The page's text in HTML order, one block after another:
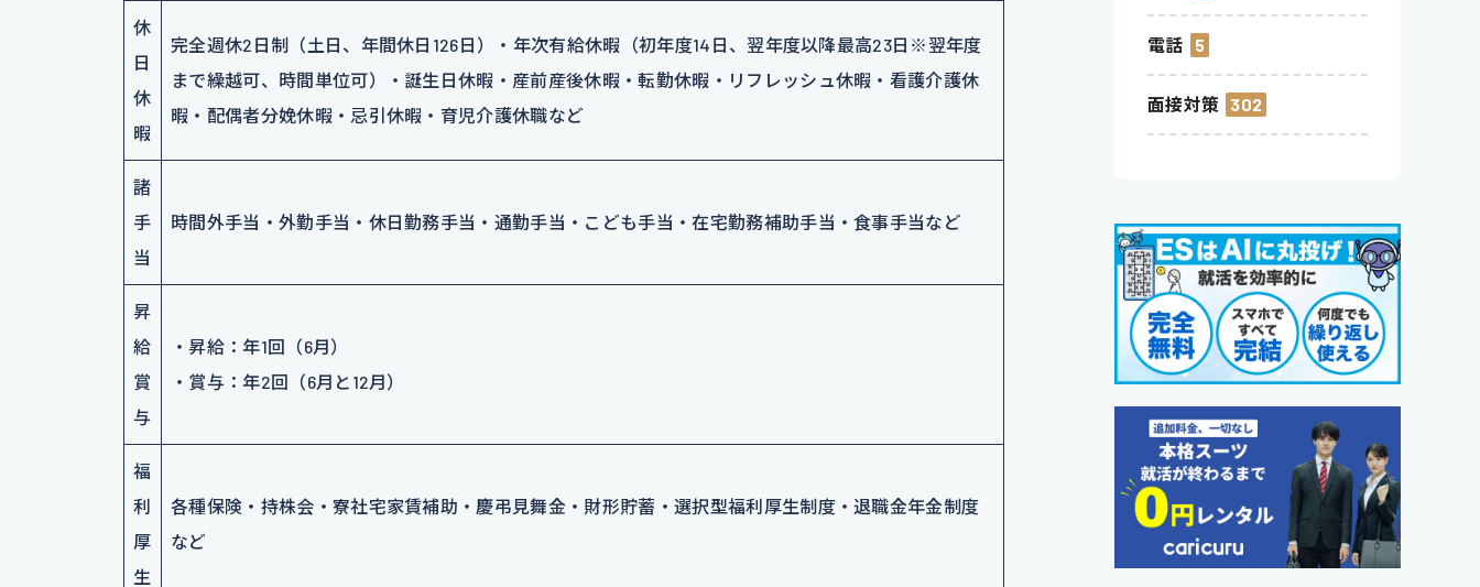
休
日
休
暇
完全週休2日制（土日、年間休日126日）・年次有給休暇（初年度14日、翌年度以降最高23日※翌年度
まで繰越可、時間単位可）・誕生日休暇・産前産後休暇・転勤休暇・リフレッシュ休暇・看護介護休
暇・配偶者分娩休暇・忌引休暇・育児介護休職など
諸
手
当
時間外手当・外勤手当・休日勤務手当・通勤手当・こども手当・在宅勤務補助手当・食事手当など
昇
給
賞
与
・昇給：年1回（6月）
・賞与：年2回（6月と12月）
福
利
厚
生
各種保険・持株会・寮社宅家賃補助・慶弔見舞金・財形貯蓄・選択型福利厚生制度・退職金年金制度
など
電話 5
面接対策 302